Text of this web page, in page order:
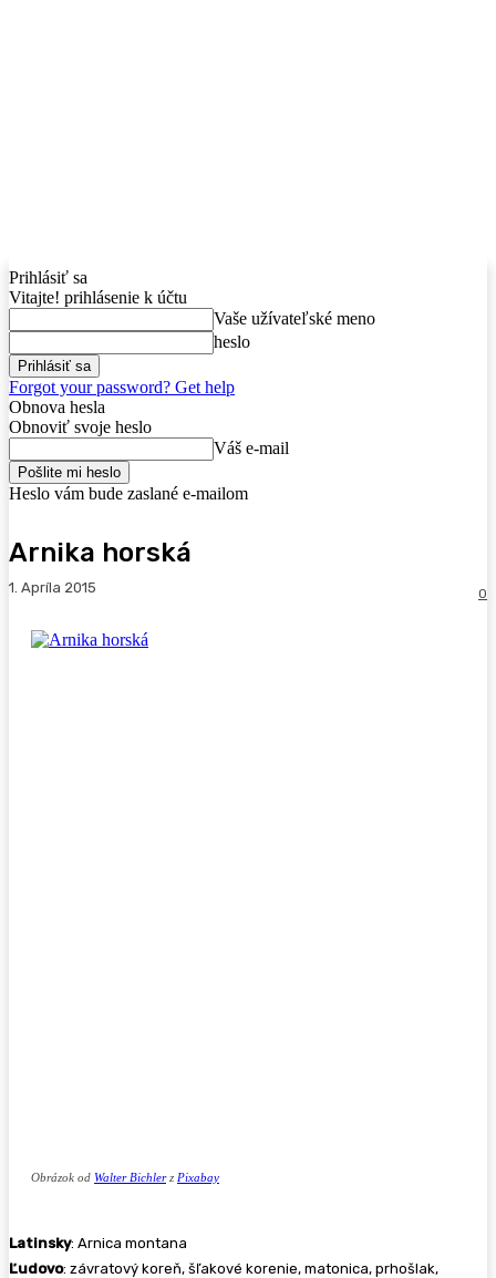
Prihlásiť sa
Vitajte! prihlásenie k účtu
Vaše užívateľské meno
heslo
Forgot your password? Get help
Obnova hesla
Obnoviť svoje heslo
Váš e-mail
Heslo vám bude zaslané e-mailom
Arnika horská
1. Apríla 2015 0
Obrázok od Walter Bichlerz Pixabay
Latinsky: Arnica montana
Ľudovo: závratový koreň, šľakové korenie, matonica, prhošlak,